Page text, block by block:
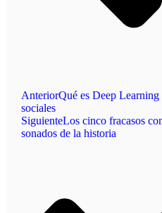
AnteriorQué es Deep Learning
sociales
SiguienteLos cinco fracasos
sonados de la historia